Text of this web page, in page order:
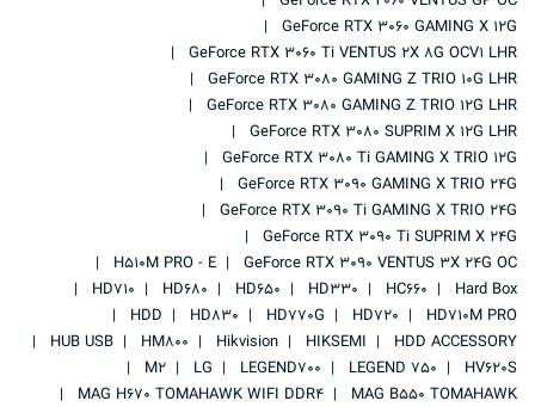
GeForce RTX 3060 GAMING X 12G
GeForce RTX 3060 Ti VENTUS 2X 8G OCV1 LHR
GeForce RTX 3080 GAMING Z TRIO 10G LHR
GeForce RTX 3080 GAMING Z TRIO 12G LHR
GeForce RTX 3080 SUPRIM X 12G LHR
GeForce RTX 3080 Ti GAMING X TRIO 12G
GeForce RTX 3090 GAMING X TRIO 24G
GeForce RTX 3090 Ti GAMING X TRIO 24G
GeForce RTX 3090 Ti SUPRIM X 24G
GeForce RTX 3090 VENTUS 3X 24G OC
H510M PRO - E
Hard Box
HC660
HD330
HD650
HD680
HD710
HD710M PRO
HD720
HD770G
HD830
HDD
HDD ACCESSORY
HIKSEMI
Hikvision
HM800
HUB USB
HV620S
LEGEND 750
LEGEND700
LG
M2
MAG B550 TOMAHAWK
MAG H670 TOMAHAWK WIFI DDR4